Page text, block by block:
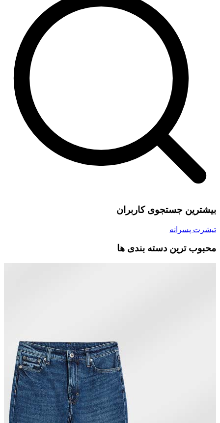
بیشترین جستجوی کاربران
تیشرت پسرانه
محبوب ترین دسته بندی ها